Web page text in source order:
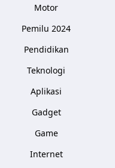
Motor
Pemilu 2024
Pendidikan
Teknologi
Aplikasi
Gadget
Game
Internet